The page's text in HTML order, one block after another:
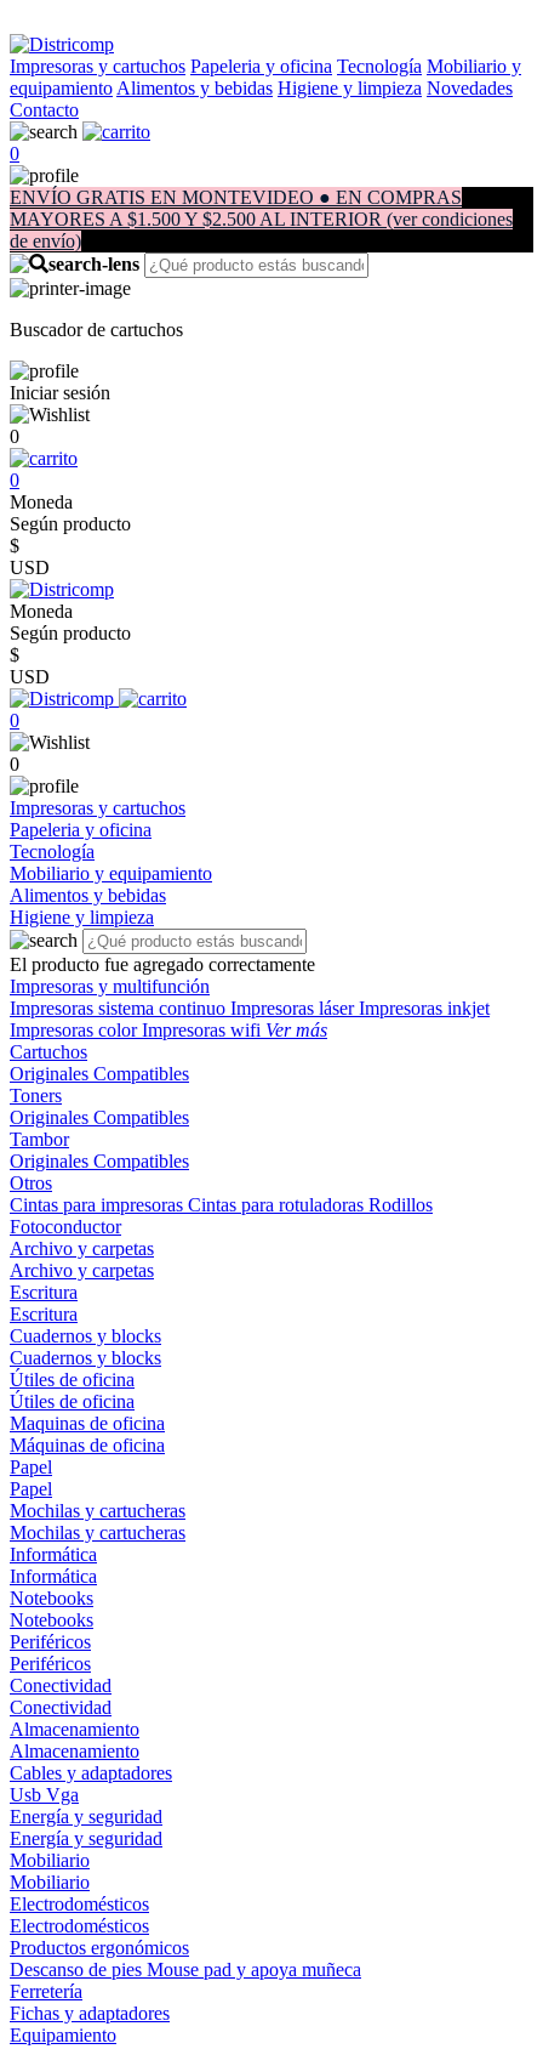
Impresoras y cartuchos Papeleria y oficina Tecnología Mobiliario y
equipamiento Alimentos y bebidas Higiene y limpieza Novedades
Contacto
0
ENVÍO GRATIS EN MONTEVIDEO ● EN COMPRAS
MAYORES A $1.500 Y $2.500 AL INTERIOR (ver condiciones
de envío)
Buscador de cartuchos
Iniciar sesión
0
0
Moneda
Según producto
$
USD
Moneda
Según producto
$
USD
0
0
Impresoras y cartuchos
Papeleria y oficina
Tecnología
Mobiliario y equipamiento
Alimentos y bebidas
Higiene y limpieza
El producto fue agregado correctamente
Impresoras y multifunción
Impresoras sistema continuo Impresoras láserImpresoras inkjet
Impresoras colorImpresoras wifi Ver más
Cartuchos
Originales Compatibles
Toners
Originales Compatibles
Tambor
Originales Compatibles
Otros
Cintas para impresoras Cintas para rotuladoras Rodillos
Fotoconductor
Archivo y carpetas
Archivo y carpetas
Escritura
Escritura
Cuadernos y blocks
Cuadernos y blocks
Útiles de oficina
Útiles de oficina
Maquinas de oficina
Máquinas de oficina
Papel
Papel
Mochilas y cartucheras
Mochilas y cartucheras
Informática
Informática
Notebooks
Notebooks
Periféricos
Periféricos
Conectividad
Conectividad
Almacenamiento
Almacenamiento
Cables y adaptadores
Usb Vga
Energía y seguridad
Energía y seguridad
Mobiliario
Mobiliario
Electrodomésticos
Electrodomésticos
Productos ergonómicos
Descanso de pies Mouse pad y apoya muñeca
Ferretería
Fichas y adaptadores
Equipamiento